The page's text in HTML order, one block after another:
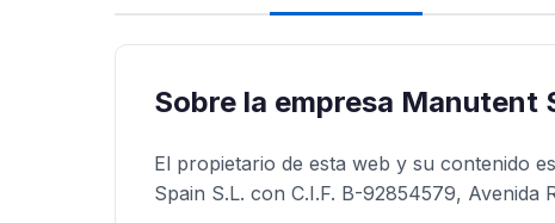
Sobre la empresa Manutent
El propietario de esta web y su contenido
Spain S.L. con C.I.F. B-92854579,